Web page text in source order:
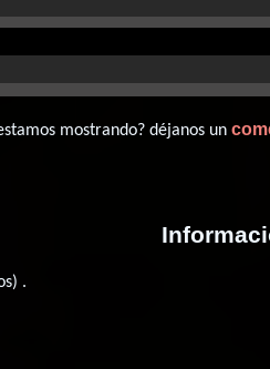
mostrando? déjanos un
.